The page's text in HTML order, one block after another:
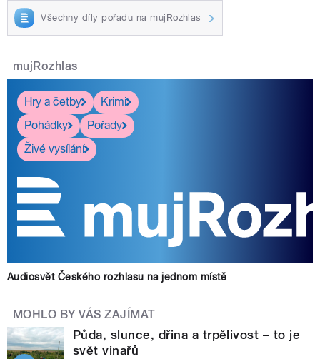
Všechny díly pořadu na mujRozhlas
mujRozhlas
Hry a četby
Krimi
Pohádky
Pořady
Živé vysílání
Audiosvět Českého rozhlasu na jednom místě
MOHLO BY VÁS ZAJÍMAT
Půda, slunce, dřina a trpělivost – to je
svět vinařů